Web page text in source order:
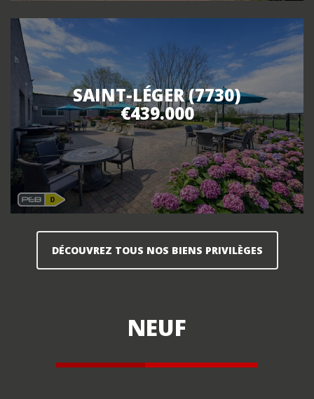
SAINT-LÉGER (7730)
€439.000
DÉCOUVREZ TOUS NOS BIENS PRIVILÈGES
NEUF